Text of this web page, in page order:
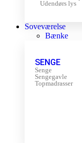
Udendørs lys
Soveværelse
Bænke
SENGE
Senge
Sengegavle
Topmadrasser